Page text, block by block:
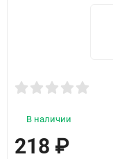
В наличии
218 ₽